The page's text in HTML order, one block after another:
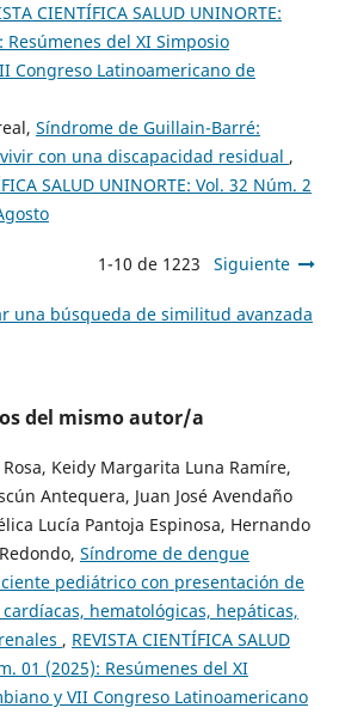
CIENTÍFICA SALUD UNINORTE:
Resúmenes del XI Simposio
Congreso Latinoamericano de
Síndrome de Guillain-Barré:
con una discapacidad residual ,
SALUD UNINORTE: Vol. 32 Núm. 2
1-10 de 1223 Siguiente
una búsqueda de similitud avanzada
del mismo autor/a
Keidy Margarita Luna Ramíre,
Antequera, Juan José Avendaño
Lucía Pantoja Espinosa, Hernando
Síndrome de dengue
pediátrico con presentación de
hematológicas, hepáticas,
, REVISTA CIENTÍFICA SALUD
01 (2025): Resúmenes del XI
y VII Congreso Latinoamericano